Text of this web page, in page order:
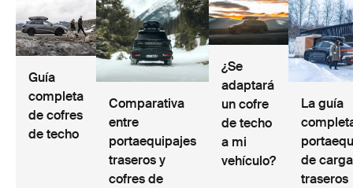
Guía
completa
de cofres
de techo
Comparativa
entre
portaequipajes
traseros y
cofres de
¿Se
adaptará
un cofre
de techo
a mi
vehículo?
La guía
de carga
traseros